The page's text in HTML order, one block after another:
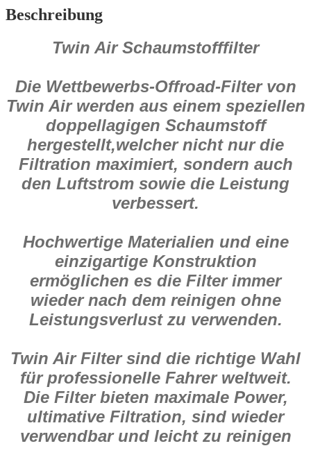
200
R
200
Menge
Beschreibung
Twin Air Schaumstofffilter
Die Wettbewerbs-Offroad-Filter von
Twin Air werden aus einem speziellen
doppellagigen Schaumstoff
hergestellt,welcher nicht nur die
Filtration maximiert, sondern auch
den Luftstrom sowie die Leistung
verbessert.
Hochwertige Materialien und eine
einzigartige Konstruktion
ermöglichen es die Filter immer
wieder nach dem reinigen ohne
Leistungsverlust zu verwenden.
Twin Air Filter sind die richtige Wahl
für professionelle Fahrer weltweit.
Die Filter bieten maximale Power,
ultimative Filtration, sind wieder
verwendbar und leicht zu reinigen